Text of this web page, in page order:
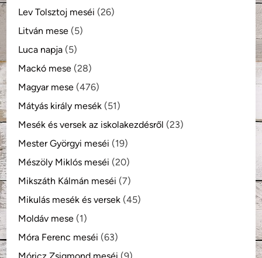
Lev Tolsztoj meséi (26)
Litván mese (5)
Luca napja (5)
Mackó mese (28)
Magyar mese (476)
Mátyás király mesék (51)
Mesék és versek az iskolakezdésről (23)
Mester Györgyi meséi (19)
Mészöly Miklós meséi (20)
Mikszáth Kálmán meséi (7)
Mikulás mesék és versek (45)
Moldáv mese (1)
Móra Ferenc meséi (63)